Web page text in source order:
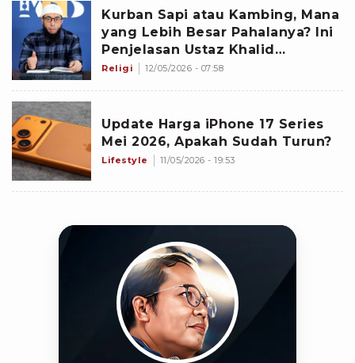
Kurban Sapi atau Kambing, Mana
yang Lebih Besar Pahalanya? Ini
Penjelasan Ustaz Khalid
Basalamah
Religi 12/05/2026 - 07:58
Update Harga iPhone 17 Series
Mei 2026, Apakah Sudah Turun?
Lifestyle 11/05/2026 - 19:53